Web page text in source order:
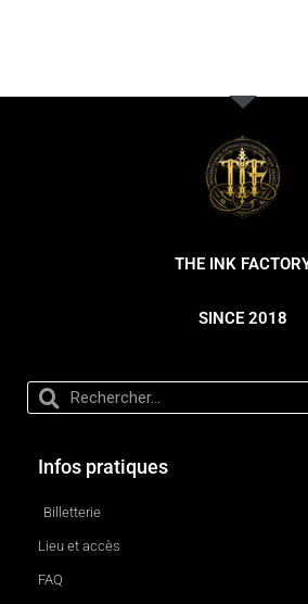
THE INK
SINCE 2018
Infos pratiques
Billetterie
Lieu et accès
FAQ